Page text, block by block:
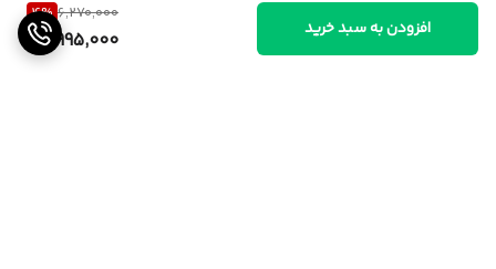
6,270,000
4%
5,995,000 افزودن به سبد خرید